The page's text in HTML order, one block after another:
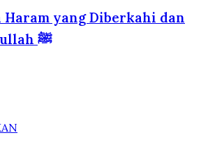
yang Diberkahi dan
Disayangi Rasulullah ﷺ